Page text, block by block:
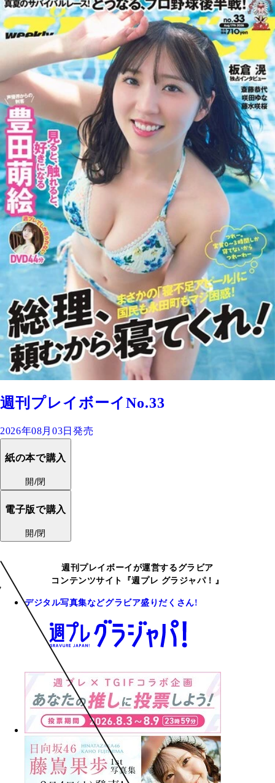
週刊プレイボーイNo.33
2026年08月03日発売
紙の本で購入
開/閉
電子版で購入
開/閉
週刊プレイボーイが運営するグラビア
コンテンツサイト『週プレ グラジャパ！』
デジタル写真集などグラビア盛りだくさん!